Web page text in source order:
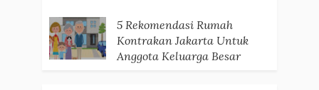
5 Rekomendasi Rumah
Kontrakan Jakarta Untuk
Anggota Keluarga Besar